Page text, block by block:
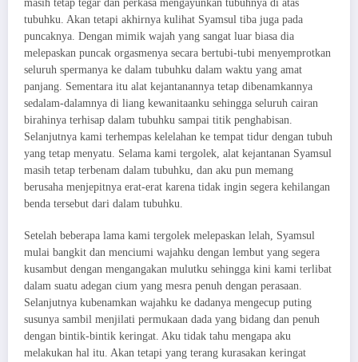
masih tetap tegar dan perkasa mengayunkan tubuhnya di atas
tubuhku. Akan tetapi akhirnya kulihat Syamsul tiba juga pada
puncaknya. Dengan mimik wajah yang sangat luar biasa dia
melepaskan puncak orgasmenya secara bertubi-tubi menyemprotkan
seluruh spermanya ke dalam tubuhku dalam waktu yang amat
panjang. Sementara itu alat kejantanannya tetap dibenamkannya
sedalam-dalamnya di liang kewanitaanku sehingga seluruh cairan
birahinya terhisap dalam tubuhku sampai titik penghabisan.
Selanjutnya kami terhempas kelelahan ke tempat tidur dengan tubuh
yang tetap menyatu. Selama kami tergolek, alat kejantanan Syamsul
masih tetap terbenam dalam tubuhku, dan aku pun memang
berusaha menjepitnya erat-erat karena tidak ingin segera kehilangan
benda tersebut dari dalam tubuhku.
Setelah beberapa lama kami tergolek melepaskan lelah, Syamsul
mulai bangkit dan menciumi wajahku dengan lembut yang segera
kusambut dengan mengangakan mulutku sehingga kini kami terlibat
dalam suatu adegan cium yang mesra penuh dengan perasaan.
Selanjutnya kubenamkan wajahku ke dadanya mengecup puting
susunya sambil menjilati permukaan dada yang bidang dan penuh
dengan bintik-bintik keringat. Aku tidak tahu mengapa aku
melakukan hal itu. Akan tetapi yang terang kurasakan keringat